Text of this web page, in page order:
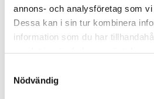
annons- och analysföretag som vi
Dessa kan i sin tur kombinera
information som du har
Nödvändig
ORTOFON 2M MONO
Stylus type - True